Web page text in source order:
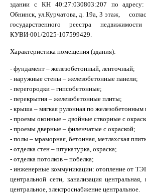
здании с КН 40:27:030803:207 по
Обнинск, ул.Курчатова, д. 19а, 3 этаж,
государственного реестра
КУВИ-001/2025-107599429.
Характеристика помещения (здания):
- фундамент – железобетонный, ленточный;
- наружные стены – железобетонные панели;
- перегородки – гипсобетонные;
- перекрытия – железобетонные плиты;
- крыша – мягкая рулонная по железобетонным
- проемы оконные – двойные створные с
- проемы дверные – филенчатые с окраской;
- полы – мраморная, бетонная, метлахская
- отделка стен – штукатурка, окраска;
- отделка потолков – побелка;
- инженерные коммуникации: отопление от
центральной сети, канализация
центральное, электроснабжение центральное.